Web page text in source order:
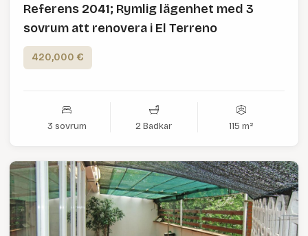
Referens 2041; Rymlig lägenhet med 3
sovrum att renovera i El Terreno
420,000 €
3 sovrum 2 Badkar 115 m²